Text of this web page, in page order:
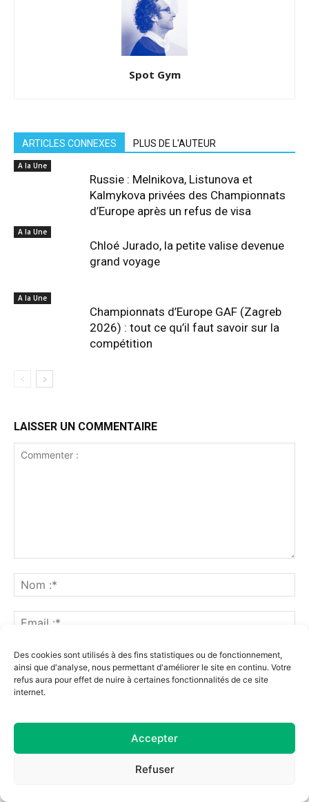
Des cookies sont utilisés à des fins statistiques ou de fonctionnement,
ainsi que d'analyse, nous permettant d'améliorer le site en continu. Votre
refus aura pour effet de nuire à certaines fonctionnalités de ce site
internet.
Accepter
Refuser
Spot Gym
ARTICLES CONNEXES PLUS DE L'AUTEUR
A la Une
Russie : Melnikova, Listunova et
Kalmykova privées des Championnats
d’Europe après un refus de visa
A la Une
Chloé Jurado, la petite valise devenue
grand voyage
A la Une
Championnats d’Europe GAF (Zagreb
2026) : tout ce qu’il faut savoir sur la
compétition
LAISSER UN COMMENTAIRE
Prévenez-moi de tous les nouveaux commentaires par e-mail.